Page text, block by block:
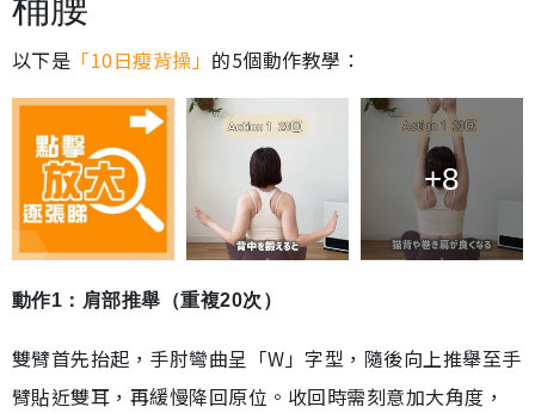
桶腰
以下是 「10日瘦背操」 的5個動作教學：
+8
動作1：肩部推舉（重複20次）
雙臂首先抬起，手肘彎曲呈「W」字型，隨後向上推舉至手
臂貼近雙耳，再緩慢降回原位。收回時需刻意加大角度，